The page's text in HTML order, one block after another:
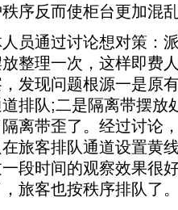
序反而使柜台更加混
通过讨论想对策：
整理一次，这样即费
发现问题根源一是原
排队;二是隔离带摆放
离带歪了。经过讨论
旅客排队通道设置黄
段时间的观察效果很
旅客也按秩序排队了